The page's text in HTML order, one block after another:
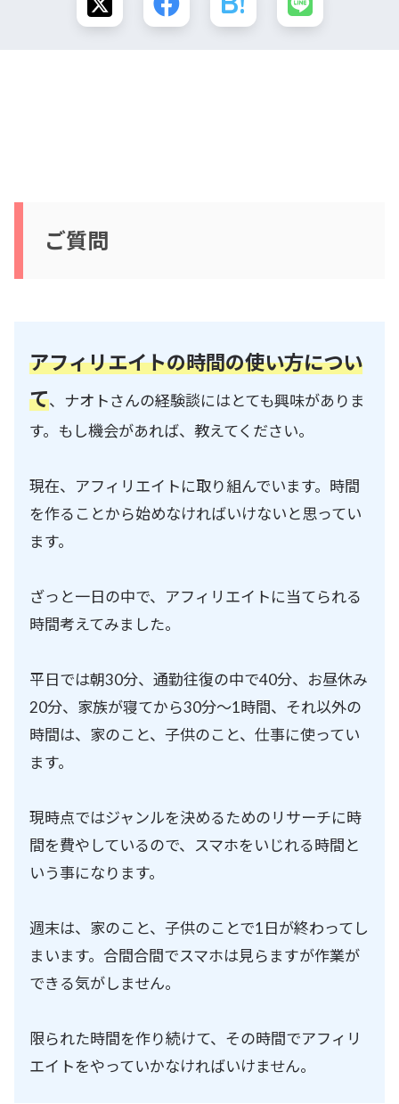
ご質問
アフィリエイトの時間の使い方につい
て、ナオトさんの経験談にはとても興味がありま
す。もし機会があれば、教えてください。
現在、アフィリエイトに取り組んでいます。時間
を作ることから始めなければいけないと思ってい
ます。
ざっと一日の中で、アフィリエイトに当てられる
時間考えてみました。
平日では朝30分、通勤往復の中で40分、お昼休み
20分、家族が寝てから30分〜1時間、それ以外の
時間は、家のこと、子供のこと、仕事に使ってい
ます。
現時点ではジャンルを決めるためのリサーチに時
間を費やしているので、スマホをいじれる時間と
いう事になります。
週末は、家のこと、子供のことで1日が終わってし
まいます。合間合間でスマホは見らますが作業が
できる気がしません。
限られた時間を作り続けて、その時間でアフィリ
エイトをやっていかなければいけません。